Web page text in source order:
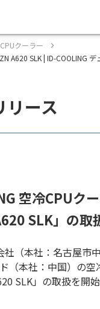
CPUクーラー
A620 SLK | ID-COOLING
リース
空冷CPUク
SLK」の取
社（本社：名古屋市
（本社：中国）の空
SLK」の取扱を開